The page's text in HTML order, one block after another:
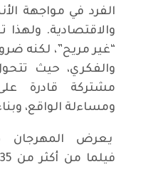
الفرد في مواجهة
والاقتصادية. ولهذا
“غير مريح”، لكنه
والفكري، حيث
مشتركة قادرة
ومساءلة الواقع،